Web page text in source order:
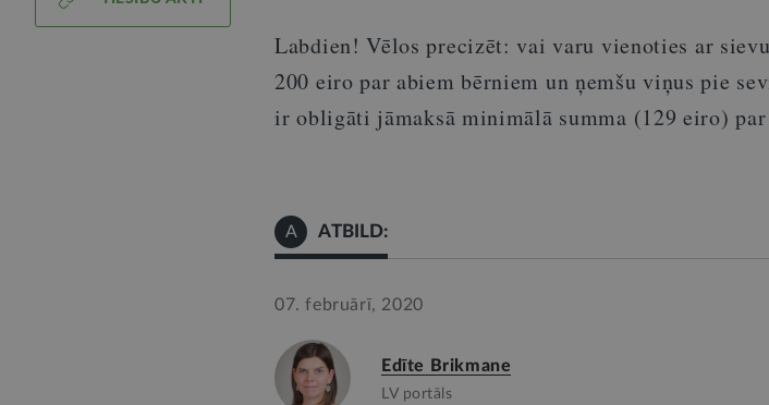
Labdien! Vēlos precizēt: vai varu vienoties ar
200 eiro par abiem bērniem un ņemšu viņus pie
ir obligāti jāmaksā minimālā summa (129 eiro)
A ATBILD:
07. februārī, 2020
Edīte Brikmane
LV portāls